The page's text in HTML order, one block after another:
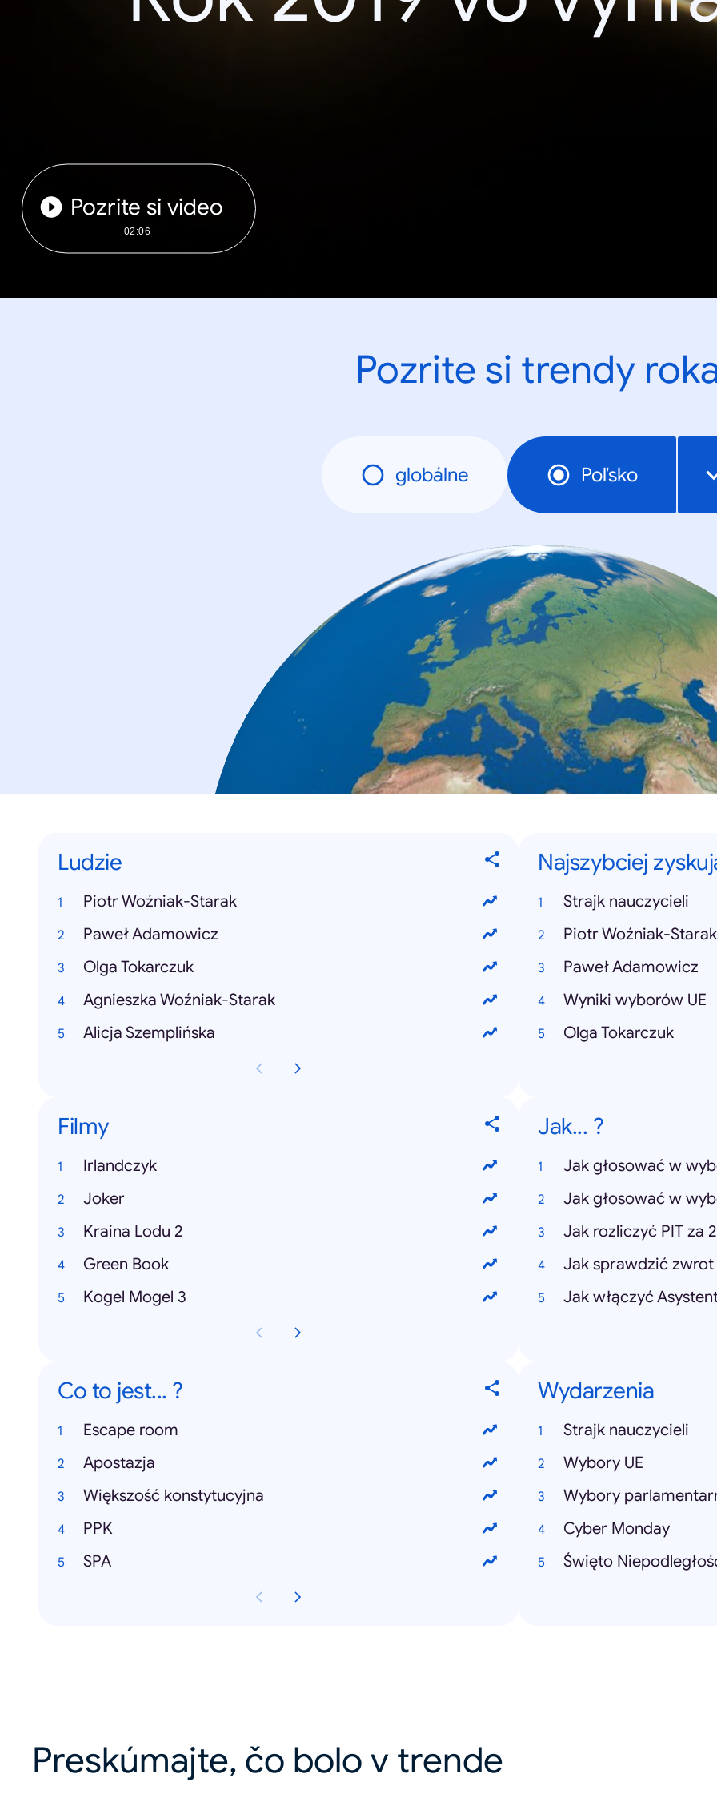
Pozrite si video
02:06
Pozrite si trendy
globálne Poľsko
Ludzie
Piotr Woźniak-Starak
Paweł Adamowicz
Olga Tokarczuk
Agnieszka Woźniak-Starak
Alicja Szemplińska
Najszybciej
Strajk nauczycieli
Piotr Woźniak-Starak
Paweł Adamowicz
Wyniki wyborów UE
Olga Tokarczuk
Filmy
Irlandczyk
Joker
Kraina Lodu 2
Green Book
Kogel Mogel 3
Jak... ?
Jak głosować w
Jak głosować w
Jak rozliczyć PIT za
Jak sprawdzić
Jak włączyć
Co to jest... ?
Escape room
Apostazja
Większość konstytucyjna
PPK
SPA
Wydarzenia
Strajk nauczycieli
Wybory UE
Wybory
Cyber Monday
Święto
Preskúmajte, čo bolo v trende